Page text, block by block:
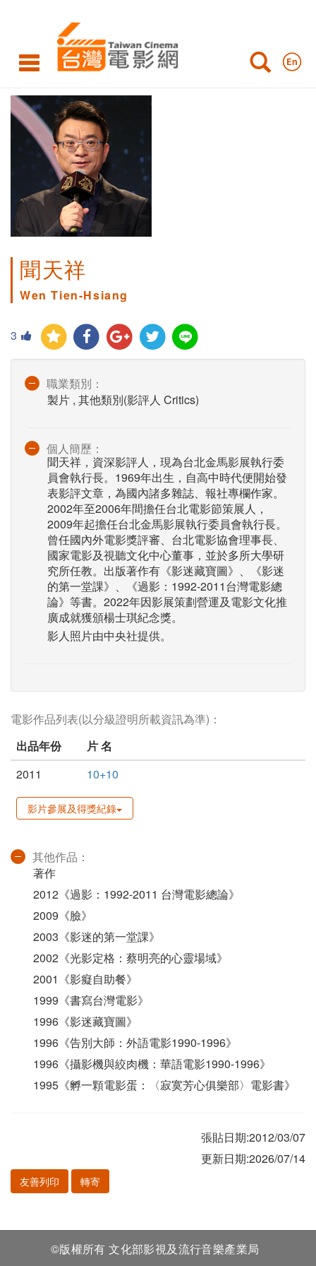
聞天祥
Wen Tien-Hsiang
3
職業類別：
製片 , 其他類別(影評人 Critics)
個人簡歷：
聞天祥，資深影評人，現為台北金馬影展執行委
員會執行長。1969年出生，自高中時代便開始發
表影評文章，為國內諸多雜誌、報社專欄作家。
2002年至2006年間擔任台北電影節策展人，
2009年起擔任台北金馬影展執行委員會執行長。
曾任國內外電影獎評審、台北電影協會理事長、
國家電影及視聽文化中心董事，並於多所大學研
究所任教。出版著作有《影迷藏寶圖》、《影迷
的第一堂課》、《過影：1992-2011台灣電影總
論》等書。2022年因影展策劃營運及電影文化推
廣成就獲頒楊士琪紀念獎。
影人照片由中央社提供。
電影作品列表(以分級證明所載資訊為準)：
出品年份
片 名
2011
10+10
影片參展及得獎紀錄
其他作品：
著作
2012《過影：1992-2011 台灣電影總論》
2009《臉》
2003《影迷的第一堂課》
2002《光影定格：蔡明亮的心靈場域》
2001《影癡自助餐》
1999《書寫台灣電影》
1996《影迷藏寶圖》
1996《告別大師：外語電影1990-1996》
1996《攝影機與絞肉機：華語電影1990-1996》
1995《孵一顆電影蛋：〈寂寞芳心俱樂部〉電影書》
張貼日期:2012/03/07
更新日期:2026/07/14
友善列印 轉寄
©版權所有 文化部影視及流行音樂產業局